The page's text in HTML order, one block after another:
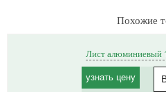
Похожие
Лист алюминиевый
узнать цену